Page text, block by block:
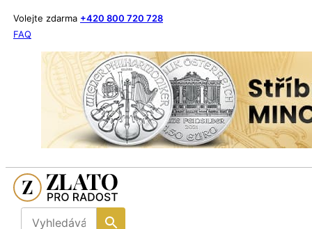
Volejte zdarma +420 800 720 728
FAQ